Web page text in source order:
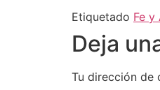
Etiquetado Fe y
Deja
Tu dirección de